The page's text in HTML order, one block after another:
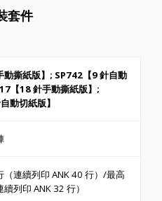
套件
動撕紙版】; SP742【9 針自動
【18 針手動撕紙版】;
動切紙版】
（連續列印 ANK 40 行）/最高
列印 ANK 32 行）